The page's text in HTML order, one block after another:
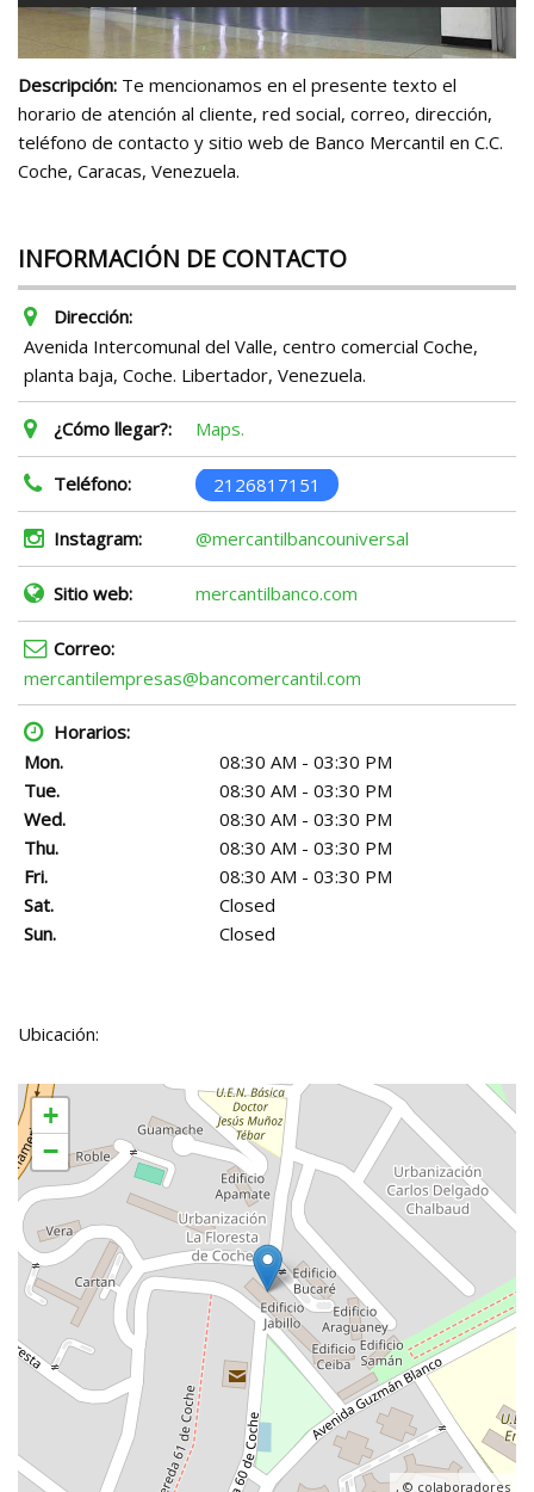
Descripción: Te mencionamos en el presente texto el
horario de atención al cliente, red social, correo, dirección,
teléfono de contacto y sitio web de Banco Mercantil en C.C.
Coche, Caracas, Venezuela.
INFORMACIÓN DE CONTACTO
Dirección:
Avenida Intercomunal del Valle, centro comercial Coche,
planta baja, Coche. Libertador, Venezuela.
¿Cómo llegar?: Maps.
Teléfono: 2126817151
Instagram: @mercantilbancouniversal
Sitio web: mercantilbanco.com
Correo:
mercantilempresas@bancomercantil.com
Horarios:
Mon.
08:30 AM - 03:30 PM
Tue.
08:30 AM - 03:30 PM
Wed.
08:30 AM - 03:30 PM
Thu.
08:30 AM - 03:30 PM
Fri.
08:30 AM - 03:30 PM
Sat.
Closed
Sun.
Closed
Ubicación:
+
−
, © colaboradores